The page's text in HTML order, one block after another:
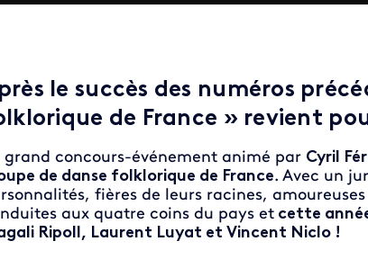
le succès des numéros
de France » revient
grand concours-événement animé par Cyril
de danse folklorique de France. Avec un
fières de leurs racines,
aux quatre coins du pays etcette
Ripoll, Laurent Luyat et Vincent Niclo !